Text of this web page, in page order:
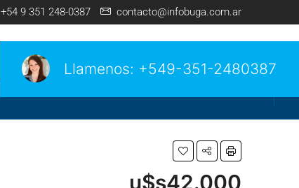
+54 9 351 248-0387 contacto@infobuga.com.ar
Llamenos: +549-351-2480387
u$s42.000